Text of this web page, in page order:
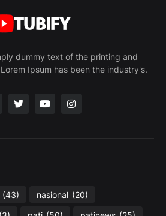
dummy text of the printing and
Ipsum has been the industry's.
(43) nasional (20)